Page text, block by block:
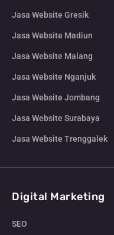
Jasa Website Gresik
Jasa Website Madiun
Jasa Website Malang
Jasa Website Nganjuk
Jasa Website Jombang
Jasa Website Surabaya
Jasa Website Trenggalek
Digital Marketing
SEO